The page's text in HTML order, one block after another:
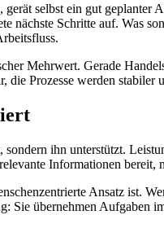
selbst ein gut
Schritte auf. Was
Mehrwert. Gerade
Prozesse werden
ihn unterstützt.
Informationen
Ansatz ist.
übernehmen Aufgaben